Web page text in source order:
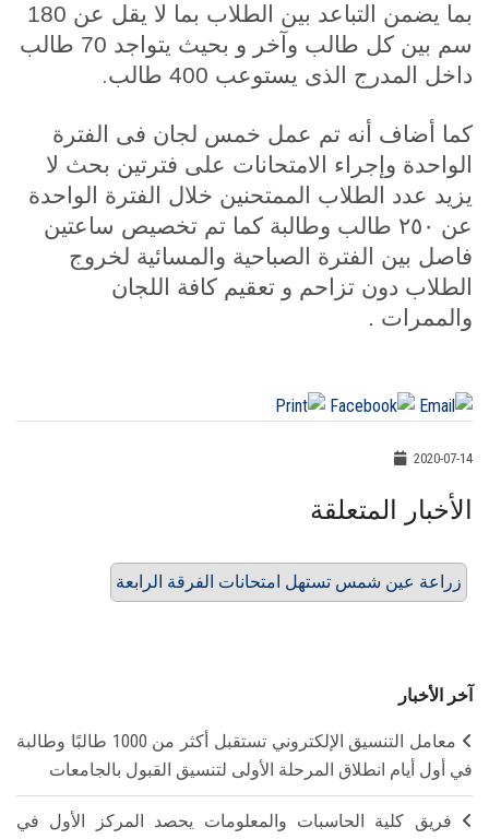
بما يضمن التباعد بين الطلاب بما لا يقل عن 180
سم بين كل طالب وآخر و بحيث يتواجد 70 طالب
داخل المدرج الذى يستوعب 400 طالب
.
كما أضاف أنه تم عمل خمس لجان فى الفترة
الواحدة وإجراء الامتحانات على فترتين بحث لا
يزيد عدد الطلاب الممتحنين خلال الفترة الواحدة
عن ٢٥٠ طالب وطالبة كما تم تخصيص ساعتين
فاصل بين الفترة الصباحية والمسائية لخروج
الطلاب دون تزاحم و تعقيم كافة اللجان
والممرات .
2020-07-14
الأخبار المتعلقة
زراعة عين شمس تستهل امتحانات الفرقة الرابعة
آخر الأخبار
معامل التنسيق الإلكتروني تستقبل أكثر من 1000 طالبًا وطالبة
في أول أيام انطلاق المرحلة الأولى لتنسيق القبول بالجامعات
فريق كلية الحاسبات والمعلومات يحصد المركز الأول في